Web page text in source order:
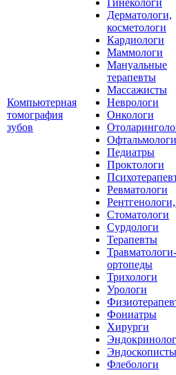
Компьютерная
томография
зубов
Гинекологи
Дерматологи,
косметологи
Кардиологи
Маммологи
Мануальные
терапевты
Массажисты
Неврологи
Онкологи
Офтальмологи
Педиатры
Проктологи
Ревматологи
Стоматологи
Сурдологи
Терапевты
Травматологи-
ортопеды
Трихологи
Урологи
Фониатры
Хирурги
Эндоскописты
Флебологи